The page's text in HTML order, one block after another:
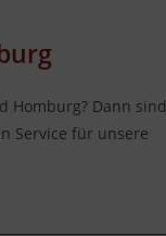
Homburg? Dann sind
Service für unsere